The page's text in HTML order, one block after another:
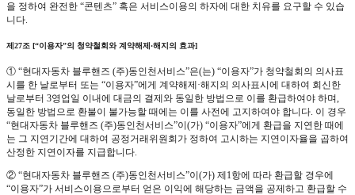
을 정하여 완전한 “콘텐츠” 혹은 서비스이용의 하자에 대한 치유를 요구할 수 있습
니다.
제27조 [“이용자”의 청약철회와 계약해제·해지의 효과]
① “현대자동차 블루핸즈 (주)동인천서비스”은(는) “이용자”가 청약철회의 의사표
시를 한 날로부터 또는 “이용자”에게 계약해제·해지의 의사표시에 대하여 회신한
날로부터 3영업일 이내에 대금의 결제와 동일한 방법으로 이를 환급하여야 하며,
동일한 방법으로 환불이 불가능할 때에는 이를 사전에 고지하여야 합니다. 이 경우
“현대자동차 블루핸즈 (주)동인천서비스”이(가) “이용자”에게 환급을 지연한 때에
는 그 지연기간에 대하여 공정거래위원회가 정하여 고시하는 지연이자율을 곱하여
산정한 지연이자를 지급합니다.
② “현대자동차 블루핸즈 (주)동인천서비스”이(가) 제1항에 따라 환급할 경우에
“이용자”가 서비스이용으로부터 얻은 이익에 해당하는 금액을 공제하고 환급할 수